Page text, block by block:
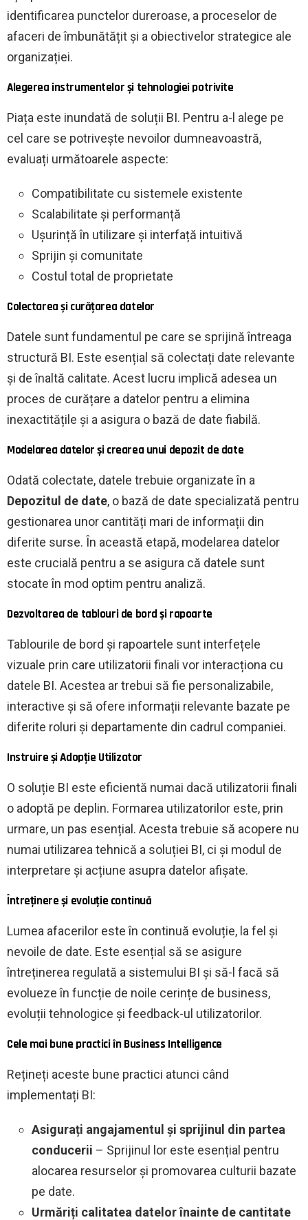
identificarea punctelor dureroase, a proceselor de
afaceri de îmbunătățit și a obiectivelor strategice ale
organizației.
Alegerea instrumentelor și tehnologiei potrivite
Piața este inundată de soluții BI. Pentru a-l alege pe
cel care se potrivește nevoilor dumneavoastră,
evaluați următoarele aspecte:
Compatibilitate cu sistemele existente
Scalabilitate și performanță
Ușurință în utilizare și interfață intuitivă
Sprijin și comunitate
Costul total de proprietate
Colectarea și curățarea datelor
Datele sunt fundamentul pe care se sprijină întreaga
structură BI. Este esențial să colectați date relevante
și de înaltă calitate. Acest lucru implică adesea un
proces de curățare a datelor pentru a elimina
inexactitățile și a asigura o bază de date fiabilă.
Modelarea datelor și crearea unui depozit de date
Odată colectate, datele trebuie organizate în a
Depozitul de date, o bază de date specializată pentru
gestionarea unor cantități mari de informații din
diferite surse. În această etapă, modelarea datelor
este crucială pentru a se asigura că datele sunt
stocate în mod optim pentru analiză.
Dezvoltarea de tablouri de bord și rapoarte
Tablourile de bord și rapoartele sunt interfețele
vizuale prin care utilizatorii finali vor interacționa cu
datele BI. Acestea ar trebui să fie personalizabile,
interactive și să ofere informații relevante bazate pe
diferite roluri și departamente din cadrul companiei.
Instruire și Adopție Utilizator
O soluție BI este eficientă numai dacă utilizatorii finali
o adoptă pe deplin. Formarea utilizatorilor este, prin
urmare, un pas esențial. Acesta trebuie să acopere nu
numai utilizarea tehnică a soluției BI, ci și modul de
interpretare și acțiune asupra datelor afișate.
Întreținere și evoluție continuă
Lumea afacerilor este în continuă evoluție, la fel și
nevoile de date. Este esențial să se asigure
întreținerea regulată a sistemului BI și să-l facă să
evolueze în funcție de noile cerințe de business,
evoluții tehnologice și feedback-ul utilizatorilor.
Cele mai bune practici în Business Intelligence
Rețineți aceste bune practici atunci când
implementați BI:
Asigurați angajamentul și sprijinul din partea
conducerii – Sprijinul lor este esențial pentru
alocarea resurselor și promovarea culturii bazate
pe date.
Urmăriți calitatea datelor înainte de cantitate